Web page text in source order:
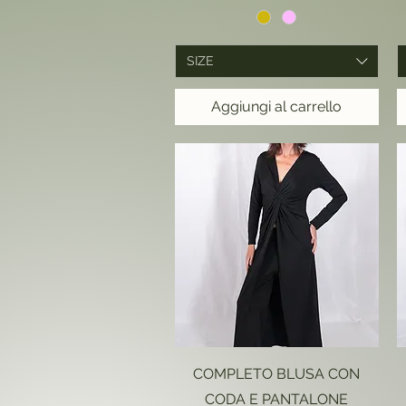
SIZE
Aggiungi al carrello
Vista rapida
COMPLETO BLUSA CON
CODA E PANTALONE